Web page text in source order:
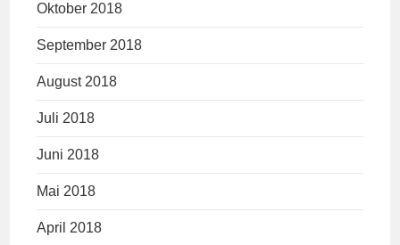
Oktober 2018
September 2018
August 2018
Juli 2018
Juni 2018
Mai 2018
April 2018